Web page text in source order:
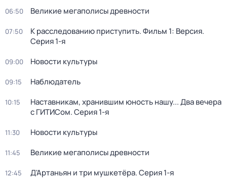
06:50 Великие мегаполисы древности
07:50 К расследованию приступить. Фильм 1: Версия.
Серия 1-я
09:00 Новости культуры
09:15 Наблюдатель
10:15
Наставникам, хранившим юность нашу... Два вечера
с ГИТИСом. Серия 1-я
11:30 Новости культуры
11:45 Великие мегаполисы древности
12:45 Д'Артаньян и три мушкетёра. Серия 1-я